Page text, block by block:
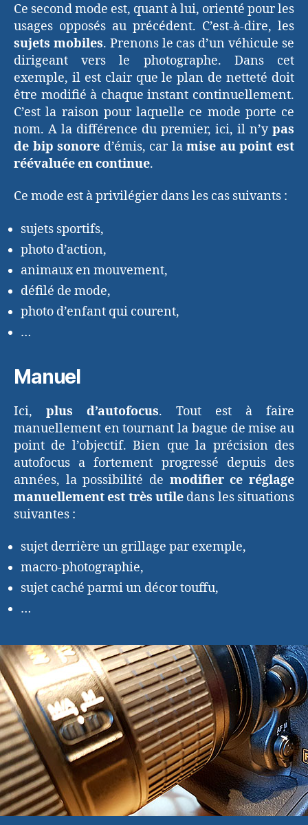
Ce second mode est, quant à lui, orienté pour les
usages opposés au précédent. C’est-à-dire, les
sujets mobiles. Prenons le cas d’un véhicule se
dirigeant vers le photographe. Dans cet
exemple, il est clair que le plan de netteté doit
être modifié à chaque instant continuellement.
C’est la raison pour laquelle ce mode porte ce
nom. A la différence du premier, ici, il n’y pas
de bip sonore d’émis, car lamise au point est
réévaluée en continue.
Ce mode est à privilégier dans les cas suivants :
sujets sportifs,
photo d’action,
animaux en mouvement,
défilé de mode,
photo d’enfant qui courent,
…
Manuel
Ici, plus d’autofocus. Tout est à faire
manuellement en tournant la bague de mise au
point de l’objectif. Bien que la précision des
autofocus a fortement progressé depuis des
années, la possibilité de modifier ce réglage
manuellement est très utile dans les situations
suivantes :
sujet derrière un grillage par exemple,
macro-photographie,
sujet caché parmi un décor touffu,
…